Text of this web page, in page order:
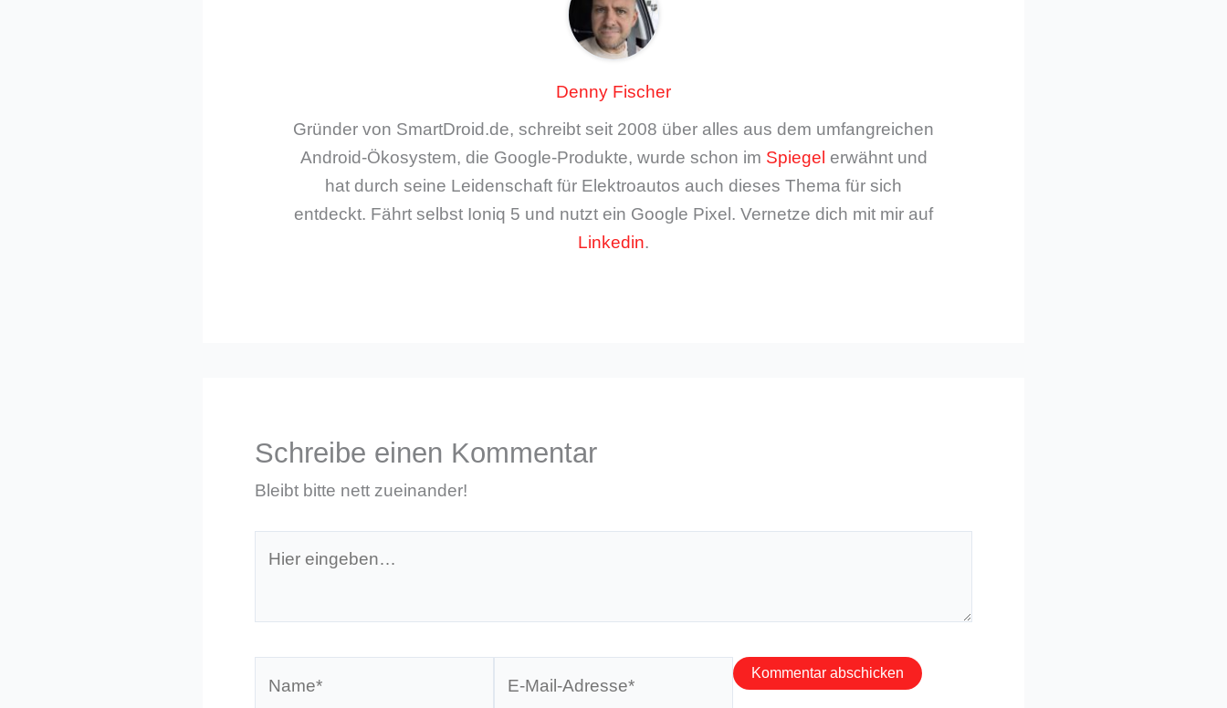
Denny Fischer
Gründer von SmartDroid.de, schreibt seit 2008 über alles aus dem umfangreichen
Android-Ökosystem, die Google-Produkte, wurde schon im Spiegel erwähnt und
hat durch seine Leidenschaft für Elektroautos auch dieses Thema für sich
entdeckt. Fährt selbst Ioniq 5 und nutzt ein Google Pixel. Vernetze dich mit mir auf
Linkedin.
Schreibe einen Kommentar
Bleibt bitte nett zueinander!
eingeben…